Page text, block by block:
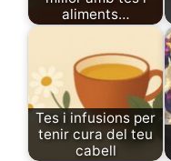
aliments…
Tes i infusions per
tenir cura del teu
cabell